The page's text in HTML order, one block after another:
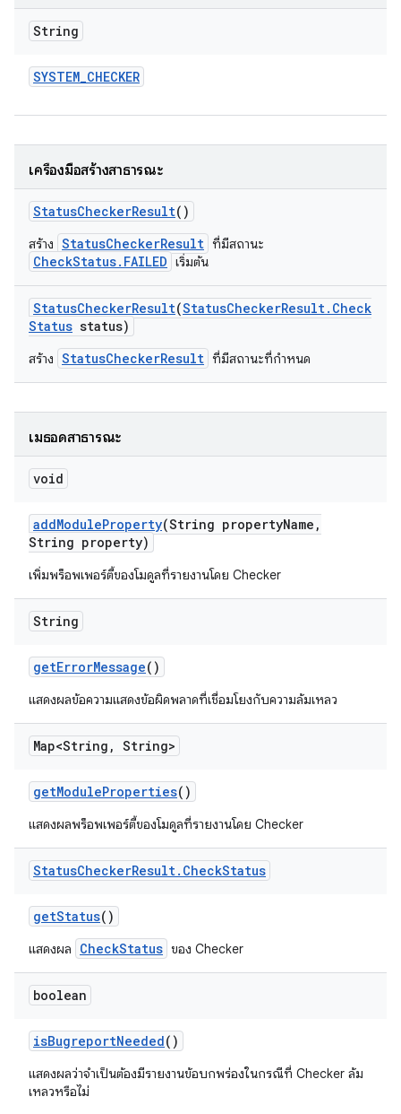
String
SYSTEM_CHECKER
เครื่องมือสร้างสาธารณะ
StatusCheckerResult()
สร้าง StatusCheckerResult ที่มีสถานะ
CheckStatus.FAILED เริ่มต้น
StatusCheckerResult(StatusCheckerResult. Check
Status status)
สร้าง StatusCheckerResult ที่มีสถานะที่กำหนด
เมธอดสาธารณะ
void
addModuleProperty(String propertyName ,
String property)
เพิ่มพร็อพเพอร์ตี้ของโมดูลที่รายงานโดย Checker
String
getErrorMessage()
แสดงผลข้อความแสดงข้อผิดพลาดที่เชื่อมโยงกับความล้มเหลว
Map<String , String>
getModuleProperties()
แสดงผลพร็อพเพอร์ตี้ของโมดูลที่รายงานโดย Checker
StatusCheckerResult. CheckStatus
getStatus()
แสดงผล CheckStatus ของ Checker
boolean
isBugreportNeeded()
แสดงผลว่าจำเป็นต้องมีรายงานข้อบกพร่องในกรณีที่ Checker ล้ม
เหลวหรือไม่